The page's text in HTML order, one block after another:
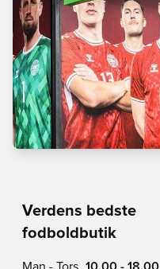
Verdens bedste
fodboldbutik